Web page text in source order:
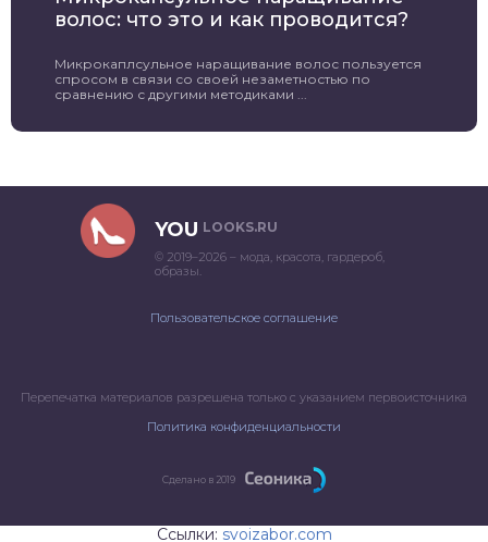
волос: что это и как проводится?
Микрокаплсульное наращивание волос пользуется
спросом в связи со своей незаметностью по
сравнению с другими методиками ...
YOU LOOKS.RU
© 2019–2026 – мода, красота, гардероб,
образы.
Пользовательское соглашение
Перепечатка материалов разрешена только с указанием первоисточника
Политика конфиденциальности
Сделано в 2019
Ссылки: svoizabor.com